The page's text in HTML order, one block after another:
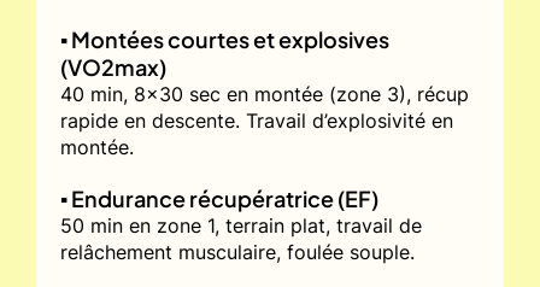
▪️ Montées courtes et explosives
(VO2max)
40 min, 8x30 sec en montée (zone 3), récup
rapide en descente. Travail d’explosivité en
montée.
▪️ Endurance récupératrice (EF)
50 min en zone 1, terrain plat, travail de
relâchement musculaire, foulée souple.